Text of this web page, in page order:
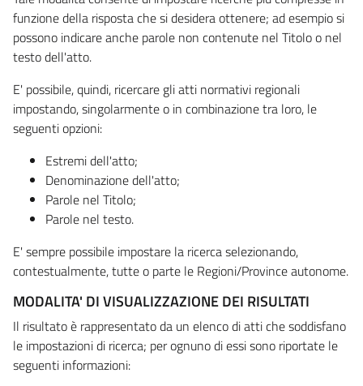
funzione della risposta che si desidera ottenere; ad esempio si
possono indicare anche parole non contenute nel Titolo o nel
testo dell'atto.
E' possibile, quindi, ricercare gli atti normativi regionali
impostando, singolarmente o in combinazione tra loro, le
seguenti opzioni:
Estremi dell'atto;
Denominazione dell'atto;
Parole nel Titolo;
Parole nel testo.
E' sempre possibile impostare la ricerca selezionando,
contestualmente, tutte o parte le Regioni/Province autonome.
MODALITA' DI VISUALIZZAZIONE DEI RISULTATI
Il risultato è rappresentato da un elenco di atti che soddisfano
le impostazioni di ricerca; per ognuno di essi sono riportate le
seguenti informazioni: